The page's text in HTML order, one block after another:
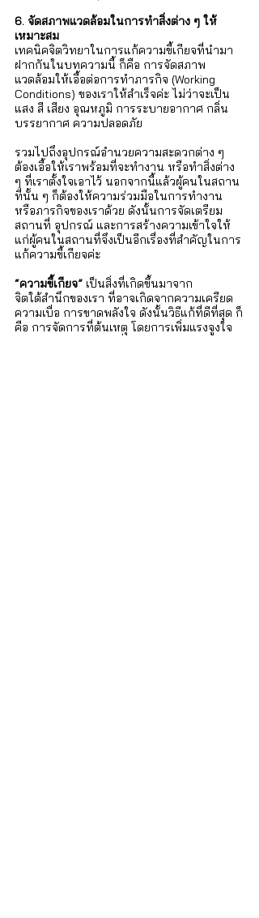
6. จัดสภาพแวดล้อมในการทำสิ่งต่าง ๆ ให้
เหมาะสม
เทคนิคจิตวิทยาในการแก้ความขี้เกียจที่นำมา
ฝากกันในบทความนี้ ก็คือ การจัดสภาพ
แวดล้อมให้เอื้อต่อการทำภารกิจ (Working
Conditions) ของเราให้สำเร็จค่ะ ไม่ว่าจะเป็น
แสง สี เสียง อุณหภูมิ การระบายอากาศ กลิ่น
บรรยากาศ ความปลอดภัย
รวมไปถึงอุปกรณ์อำนวยความสะดวกต่าง ๆ
ต้องเอื้อให้เราพร้อมที่จะทำงาน หรือทำสิ่งต่าง
ๆ ที่เราตั้งใจเอาไว้ นอกจากนี้แล้วผู้คนในสถาน
ที่นั้น ๆ ก็ต้องให้ความร่วมมือในการทำงาน
หรือภารกิจของเราด้วย ดังนั้นการจัดเตรียม
สถานที่ อุปกรณ์ และการสร้างความเข้าใจให้
แก่ผู้คนในสถานที่จึงเป็นอีกเรื่องที่สำคัญในการ
แก้ความขี้เกียจค่ะ
“ความขี้เกียจ” เป็นสิ่งที่เกิดขึ้นมาจาก
จิตใต้สำนึกของเรา ที่อาจเกิดจากความเครียด
ความเบื่อ การขาดพลังใจ ดังนั้นวิธีแก้ที่ดีที่สุด ก็
คือ การจัดการที่ต้นเหตุ โดยการเพิ่มแรงจูงใจ